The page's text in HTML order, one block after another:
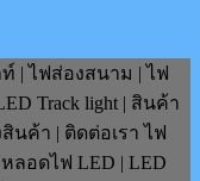
| ไฟส่องสนาม | ไฟ
Track light | สินค้า
นค้า | ติดต่อเรา ไฟ
หลอดไฟ LED | LED